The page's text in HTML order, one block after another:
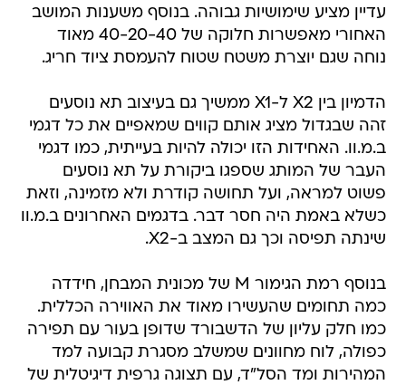
עדיין מציע שימושיות גבוהה. בנוסף משענות המושב
האחורי מאפשרות חלוקה של 40-20-40 מאוד
נוחה שגם יוצרת משטח שטוח להעמסת ציוד חריג.
הדמיון בין X2 ל-X1 ממשיך גם בעיצוב תא נוסעים
זהה שבגדול מציג אותם קווים שמאפיים את כל דגמי
ב.מ.וו. האחידות הזו יכולה להיות בעייתית, כמו דגמי
העבר של המותג שספגו ביקורת על תא נוסעים
פשוט למראה, ועל תחושה קודרת ולא מזמינה, וזאת
כשלא באמת היה חסר דבר. בדגמים האחרונים ב.מ.וו
שינתה תפיסה וכך גם המצב ב-X2.
בנוסף רמת הגימור M של מכונית המבחן, חידדה
כמה תחומים שהעשירו מאוד את האווירה הכללית.
כמו חלק עליון של הדשבורד שדופן בעור עם תפירה
כפולה, לוח מחוונים שמשלב מסגרת קבועה למד
המהירות ומד הסל"ד, עם תצוגה גרפית דיגיטלית של